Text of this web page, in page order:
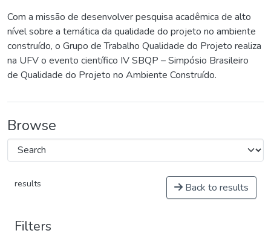
Com a missão de desenvolver pesquisa acadêmica de alto
nível sobre a temática da qualidade do projeto no ambiente
construído, o Grupo de Trabalho Qualidade do Projeto realiza
na UFV o evento científico IV SBQP – Simpósio Brasileiro
de Qualidade do Projeto no Ambiente Construído.
Browse
results Back to results
Filters